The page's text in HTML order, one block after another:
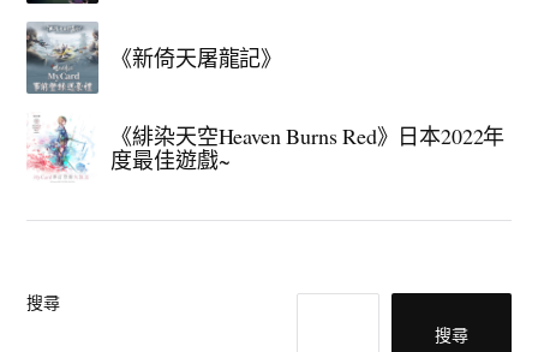
《新倚天屠龍記》
《緋染天空Heaven Burns Red》日本2022年
度最佳遊戲~
搜尋
搜尋